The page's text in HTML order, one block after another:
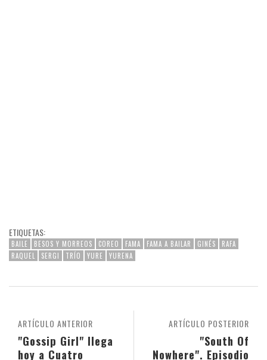
ETIQUETAS:
BAILE BESOS Y MORREOS COREO FAMA FAMA A BAILAR GINÉS
RAFA
RAQUEL
SERGI TRÍO YURE YURENA
ARTÍCULO POSTERIOR
"South Of
Nowhere". Episodio
ARTÍCULO ANTERIOR
"Gossip Girl" llega
hoy a Cuatro